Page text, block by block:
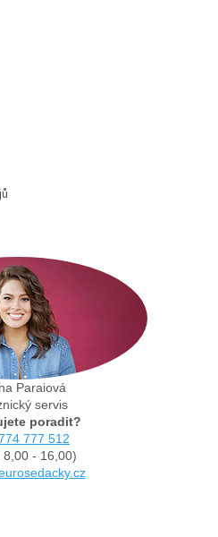
Paraiová
servis
poradit?
777 512
8,00 - 16,00)